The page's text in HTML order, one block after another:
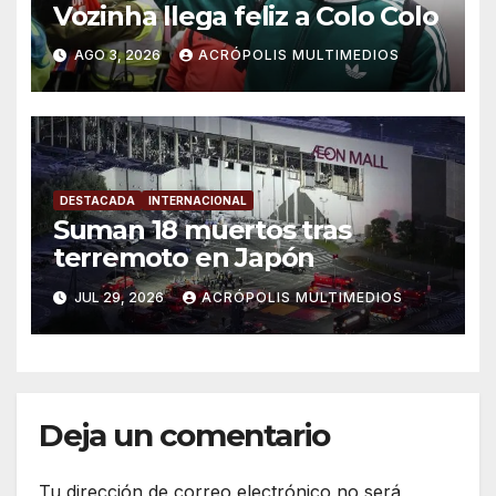
Vozinha llega feliz a Colo Colo
AGO 3, 2026 ACRÓPOLIS MULTIMEDIOS
DESTACADA INTERNACIONAL
Suman 18 muertos tras
terremoto en Japón
JUL 29, 2026 ACRÓPOLIS MULTIMEDIOS
Deja un comentario
Tu dirección de correo electrónico no será